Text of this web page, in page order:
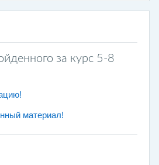
за курс 5-8
Archivo
материал!Cuestionario